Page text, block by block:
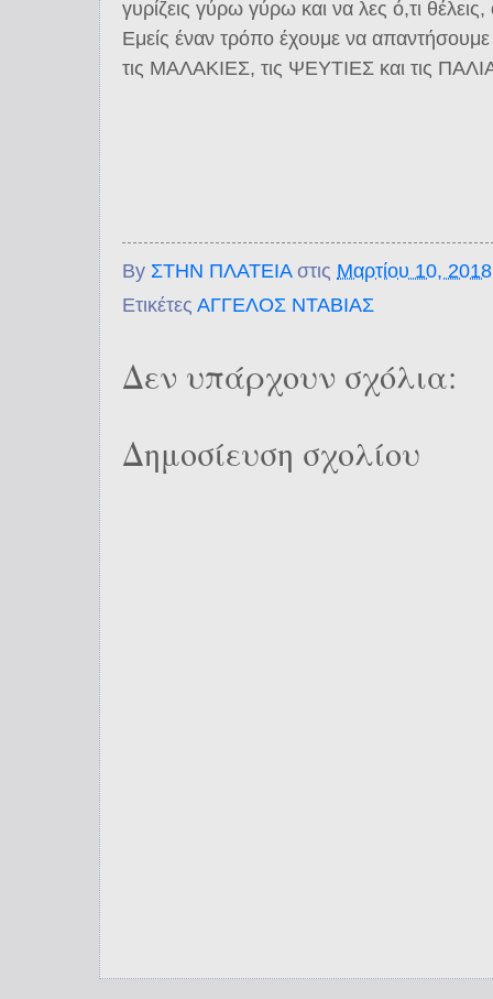
γυρίζεις γύρω γύρω και να λες ό,τι
Εμείς έναν τρόπο έχουμε να
τις ΜΑΛΑΚΙΕΣ, τις ΨΕΥΤΙΕΣ και τις
By ΣΤΗΝ ΠΛΑΤΕΙΑ στις Μαρτίου 10, 2018
Ετικέτες ΑΓΓΕΛΟΣ ΝΤΑΒΙΑΣ
Δεν υπάρχουν σχόλια:
Δημοσίευση σχολίου